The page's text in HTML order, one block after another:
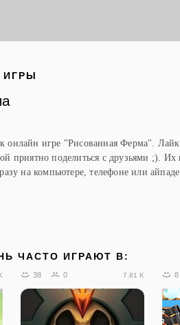
онлайн игре "Рисованная Ферма".
приятно поделиться с друзьями ;).
на компьютере, телефоне или айпаде
ЧАСТО ИГРАЮТ В:
38 0 7.81 K 8